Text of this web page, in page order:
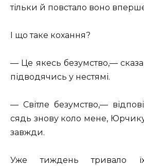
тільки й повстало воно
І що таке кохання?
— Це якесь безумство,—
підводячись у нестямі.
— Світле безумство,—
сядь знову коло мене,
завжди.
Уже тиждень тривало